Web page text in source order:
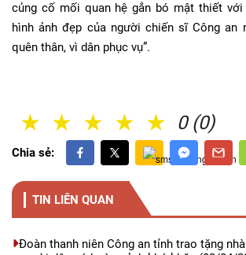
củng cố mối quan hệ gắn bó mật thiết với
hình ảnh đẹp của người chiến sĩ Công an
quên thân, vì dân phục vụ”.
0 (0)
5 Sao
4 Sao
3 Sao
2 Sao
1 Sao
Chia sẻ:
TIN LIÊN QUAN
Đoàn thanh niên Công an tỉnh trao tặng